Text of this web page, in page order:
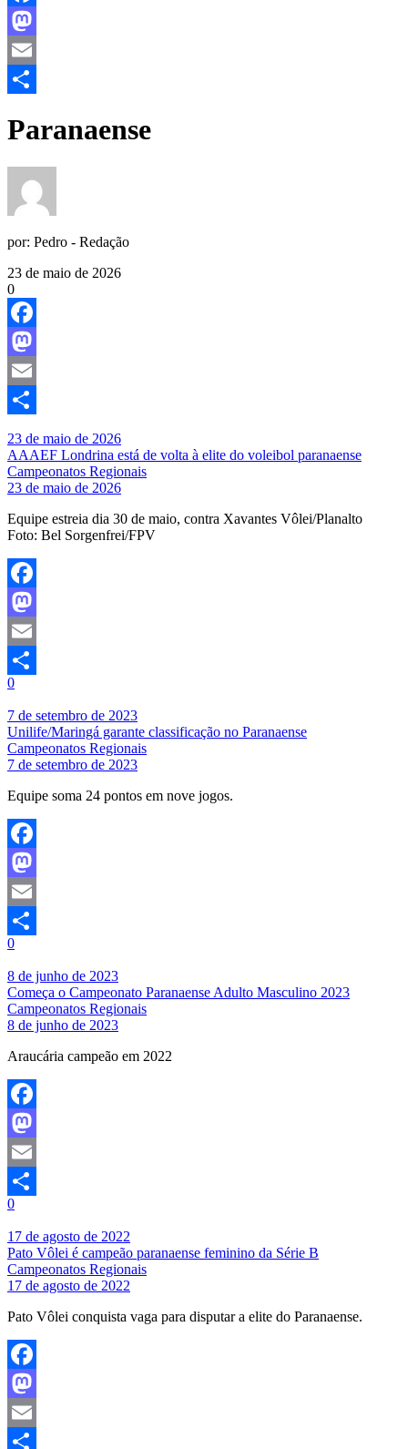
Facebook
Mastodon
Email
Paranaense
por: Pedro - Redação
23 de maio de 2026
0
Facebook
Mastodon
Email
23 de maio de 2026
AAAEF Londrina está de volta à elite do voleibol paranaense
Campeonatos Regionais
23 de maio de 2026
Equipe estreia dia 30 de maio, contra Xavantes Vôlei/Planalto
Foto: Bel Sorgenfrei/FPV
Facebook
Mastodon
Email
Share
0
7 de setembro de 2023
Unilife/Maringá garante classificação no Paranaense
Campeonatos Regionais
7 de setembro de 2023
Equipe soma 24 pontos em nove jogos.
Facebook
Mastodon
Email
Share
0
8 de junho de 2023
Começa o Campeonato Paranaense Adulto Masculino 2023
Campeonatos Regionais
8 de junho de 2023
Araucária campeão em 2022
Facebook
Mastodon
Email
Share
0
17 de agosto de 2022
Pato Vôlei é campeão paranaense feminino da Série B
Campeonatos Regionais
17 de agosto de 2022
Pato Vôlei conquista vaga para disputar a elite do Paranaense.
Facebook
Mastodon
Email